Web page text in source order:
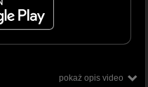
pokaż opis video